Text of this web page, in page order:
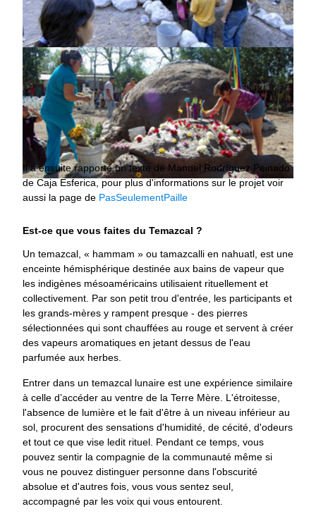
Il a ensuite rapporté un texte de Manuel Rodríguez Peinado
de Caja Esferica, pour plus d'informations sur le projet voir
aussi la page de PasSeulementPaille
Est-ce que vous faites du Temazcal ?
Un temazcal, « hammam » ou tamazcalli en nahuatl, est une
enceinte hémisphérique destinée aux bains de vapeur que
les indigènes mésoaméricains utilisaient rituellement et
collectivement. Par son petit trou d'entrée, les participants et
les grands-mères y rampent presque - des pierres
sélectionnées qui sont chauffées au rouge et servent à créer
des vapeurs aromatiques en jetant dessus de l'eau
parfumée aux herbes.
Entrer dans un temazcal lunaire est une expérience similaire
à celle d’accéder au ventre de la Terre Mère. L'étroitesse,
l'absence de lumière et le fait d'être à un niveau inférieur au
sol, procurent des sensations d'humidité, de cécité, d'odeurs
et tout ce que vise ledit rituel. Pendant ce temps, vous
pouvez sentir la compagnie de la communauté même si
vous ne pouvez distinguer personne dans l'obscurité
absolue et d'autres fois, vous vous sentez seul,
accompagné par les voix qui vous entourent.